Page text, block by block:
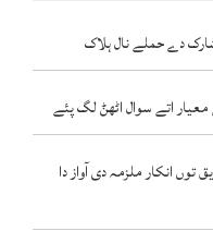
دے حملے نال ہلاک
اتے سوال اٹھݨ لگ پئے
انکار ملزمہ دی آواز دا